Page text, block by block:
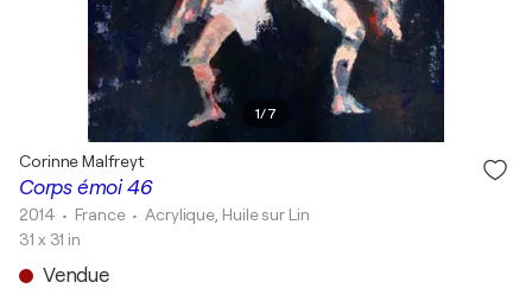
1/7
Corps émoi 46
Corinne Malfreyt
2014 • France •Acrylique, Huile sur Lin
31 x 31 in
Vendue